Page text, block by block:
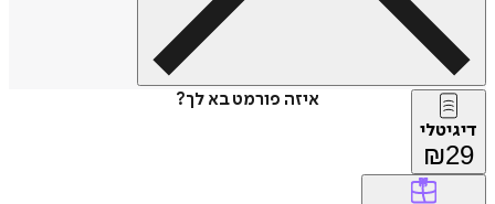
איזה פורמט בא לך?
₪